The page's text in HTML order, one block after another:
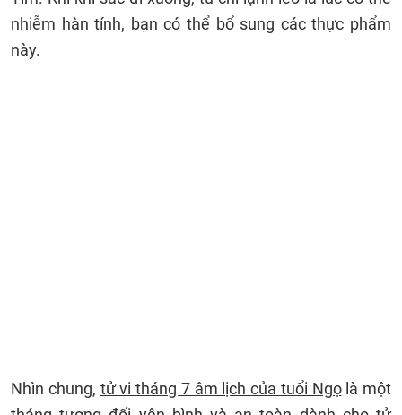
nhiễm hàn tính, bạn có thể bổ sung các thực phẩm
này.
Nhìn chung, tử vi tháng 7 âm lịch của tuổi Ngọlà một